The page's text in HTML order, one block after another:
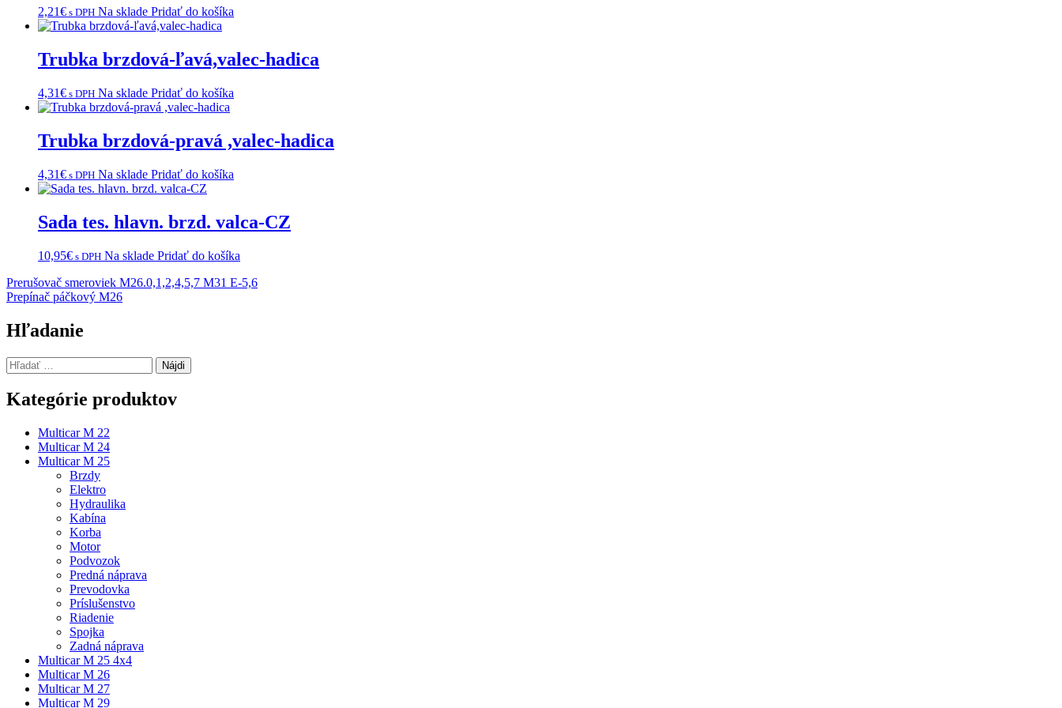
2,21€ s DPH Na sklade Pridať do košíka
Trubka brzdová-ľavá,valec-hadica
4,31€ s DPH Na sklade Pridať do košíka
Trubka brzdová-pravá ,valec-hadica
4,31€ s DPH Na sklade Pridať do košíka
Sada tes. hlavn. brzd. valca-CZ
10,95€ s DPH Na sklade Pridať do košíka
Navigácia
v
článku
Prerušovač smeroviek M26.0,1,2,4,5,7 M31 E-5,6
Prepínač páčkový M26
Hľadanie
Hľadať:
Kategórie produktov
Multicar M 22
Multicar M 24
Multicar M 25
Brzdy
Elektro
Hydraulika
Kabína
Korba
Motor
Podvozok
Predná náprava
Prevodovka
Príslušenstvo
Riadenie
Spojka
Zadná náprava
Multicar M 25 4x4
Multicar M 26
Multicar M 27
Multicar M 29